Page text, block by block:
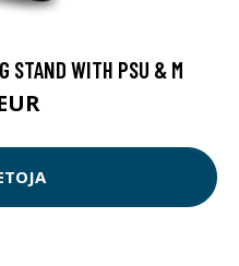
STAND WITH PSU & M